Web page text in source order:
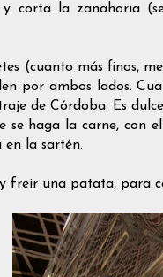
y corta la zanahoria
(cuanto más finos,
por ambos lados.
de Córdoba. Es
se haga la carne, con
en la sartén.
freir una patata, para